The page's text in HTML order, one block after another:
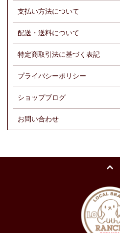
支払い方法について
配送・送料について
特定商取引法に基づく表記
プライバシーポリシー
ショップブログ
お問い合わせ